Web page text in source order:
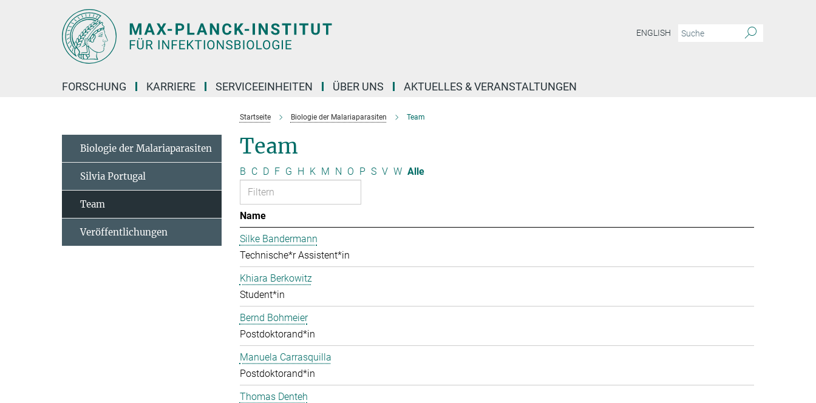
ENGLISH
FORSCHUNG KARRIERE SERVICEEINHEITEN ÜBER UNS AKTUELLES & VERANSTALTUNGEN
Startseite Biologie der Malariaparasiten Team
Team
B C D F G H K M N O P S V W Alle
Name
Silke Bandermann
Technische*r Assistent*in
Khiara Berkowitz
Student*in
Bernd Bohmeier
Postdoktorand*in
Manuela Carrasquilla
Postdoktorand*in
Thomas Denteh
Biologie der Malariaparasiten
Silvia Portugal
Team
Veröffentlichungen